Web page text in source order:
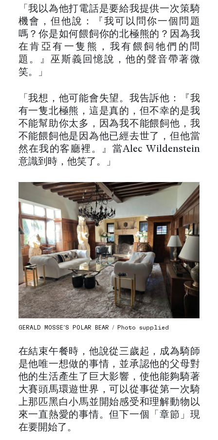
「我以為他打電話是要給我提供一次策騎
機會，但他說：『我可以問你一個問題
嗎？你是如何餵飼你的北極熊的？因為我
在肯亞有一隻熊，我有餵飼牠們的問
題。』巫斯義回憶說，他的聲音帶著微
笑。」
「我想，他可能會失望。我告訴他：『我
有一隻北極熊，這是真的，但不幸的是我
不能幫助你太多，因為我不能餵飼他，我
不能餵飼他是因為他已經去世了，但他當
然在我的客廳裡。』當Alec Wildenstein
意識到時，他笑了。」
GERALD MOSSE’S POLAR BEAR / Photo supplied
在結束午餐時，他說從三歲起，成為騎師
是他唯一想做的事情，並承認他的父母對
他的生活產生了巨大影響，使他能夠騎著
大賽頭馬環遊世界，可以從事從第一次騎
上那匹黑白小馬並開始感受和理解動物以
來一直熱愛的事情。但下一個「章節」現
在要開始了。